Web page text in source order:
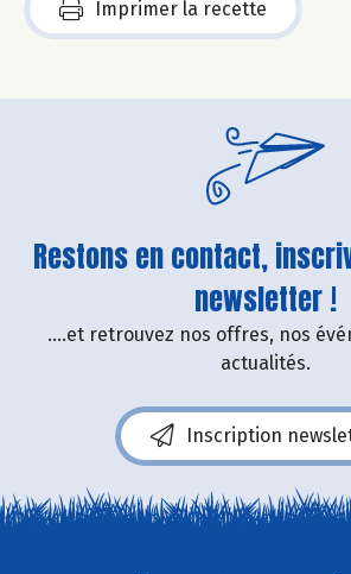
Imprimer la recette
Restons en contact,
newsletter !
....et retrouvez nos offres, nos
actualités.
Inscription